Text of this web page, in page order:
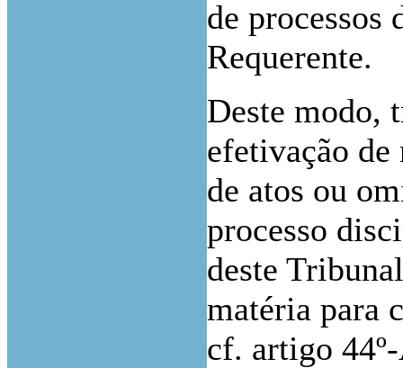
de processos
Requerente.
Deste modo,
efetivação
de atos ou
processo
deste
matéria para
cf. artigo